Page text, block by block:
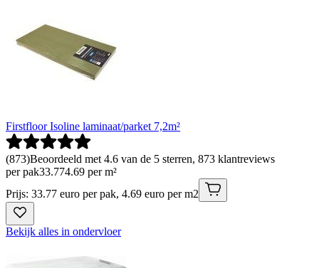
Firstfloor Isoline laminaat/parket 7,2m²
(873)Beoordeeld met 4.6 van de 5 sterren, 873 klantreviews
per pak33.774.69 per m²
Prijs: 33.77 euro per pak, 4.69 euro per m2
Bekijk alles in ondervloer